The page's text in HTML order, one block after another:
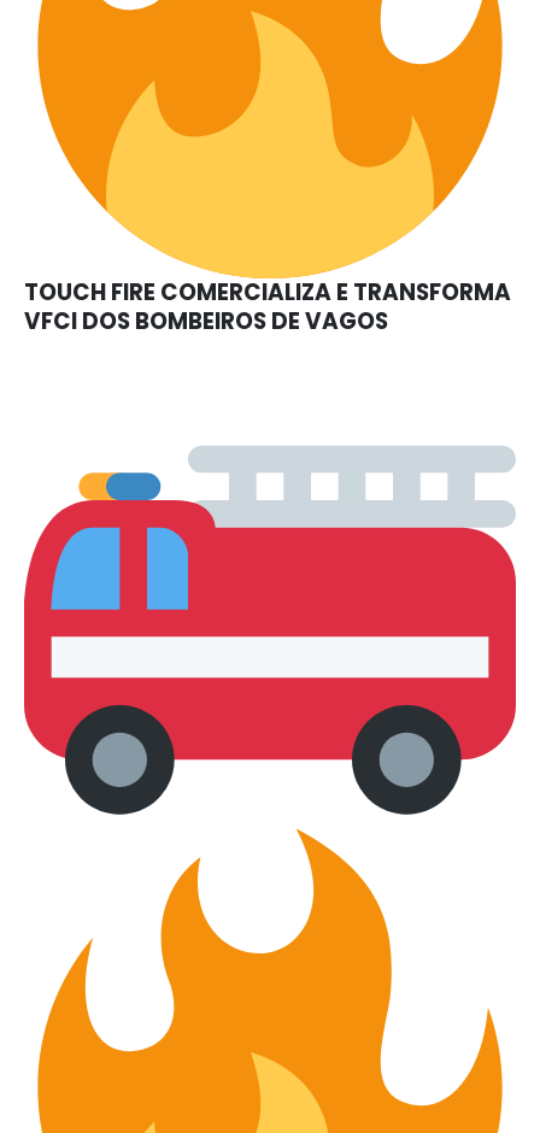
TOUCH FIRE COMERCIALIZA E TRANSFORMA
VFCI DOS BOMBEIROS DE VAGOS